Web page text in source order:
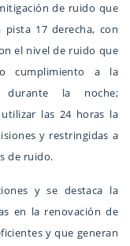
de ruido que
17 derecha, con
el nivel de ruido que
cumplimiento a la
durante la noche;
las 24 horas la
y restringidas a
de ruido.
y se destaca la
en la renovación de
y que generan